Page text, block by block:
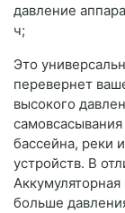
давление
ч;
Это
перевернет
высокого
бассейна, реки
устройств. В
больше